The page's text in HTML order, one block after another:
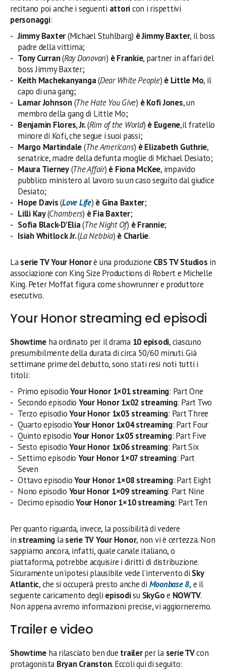
recitano poi anche i seguenti attoricon i rispettivi
personaggi:
Jimmy Baxter(Michael Stuhlbarg) è Jimmy Baxter, il boss
padre della vittima;
Tony Curran(Ray Donovan) è Frankie, partner in affari del
boss Jimmy Baxter;
Keith Machekanyanga(Dear White People) è Little Mo, il
capo di una gang;
Lamar Johnson(The Hate You Give) è Kofi Jones, un
membro della gang di Little Mo;
Benjamin Flores, Jr.(Rim of the World) è Eugene,il fratello
minore di Kofi, che segue i suoi passi;
Margo Martindale(The Americans) è Elizabeth Guthrie,
senatrice, madre della defunta moglie di Michael Desiato;
Maura Tierney(The Affair) è Fiona McKee, impavido
pubblico ministero al lavoro su un caso seguito dal giudice
Desiato;
Hope Davis(Love Life) è Gina Baxter;
Lilli Kay(Chambers) è Fia Baxter;
Sofia Black-D’Elia(The Night Of) è Frannie;
Isiah Whitlock Jr.(La Nebbia) è Charlie.
Laserie TV Your Honorè una produzione CBS TV Studios in
associazione con King Size Productions di Robert e Michelle
King. Peter Moffat figura come showrunner e produttore
esecutivo.
Your Honor streaming ed episodi
Showtime ha ordinato per il drama 10 episodi, ciascuno
presumibilmente della durata di circa 50/60 minuti. Già
settimane prime del debutto, sono stati resi noti tutti i
titoli:
Primo episodioYour Honor 1×01 streaming: Part One
Secondo episodio Your Honor 1x02 streaming: Part Two
Terzo episodioYour Honor 1x03 streaming: Part Three
Quarto episodioYour Honor 1x04 streaming: Part Four
Quinto episodioYour Honor 1x05 streaming: Part Five
Sesto episodioYour Honor 1x06 streaming: Part Six
Settimo episodio Your Honor 1×07 streaming: Part
Seven
Ottavo episodioYour Honor 1×08 streaming: Part Eight
Nono episodio Your Honor 1×09 streaming: Part Nine
Decimo episodioYour Honor 1×10 streaming: Part Ten
Per quanto riguarda, invece, la possibilità di vedere
in streaming laserie TV Your Honor, non vi è certezza. Non
sappiamo ancora, infatti, quale canale italiano, o
piattaforma, potrebbe acquisire i diritti di distribuzione.
Sicuramente un’ipotesi plausibile vede l’intervento di Sky
Atlantic, che si occuperà presto anche di Moonbase 8, e il
seguente caricamento degli episodisu SkyGoe NOWTV.
Non appena avremo informazioni precise, vi aggiorneremo.
Trailer e video
Showtime ha rilasciato ben due trailerper la serie TVcon
protagonista Bryan Cranston. Eccoli qui di seguito: